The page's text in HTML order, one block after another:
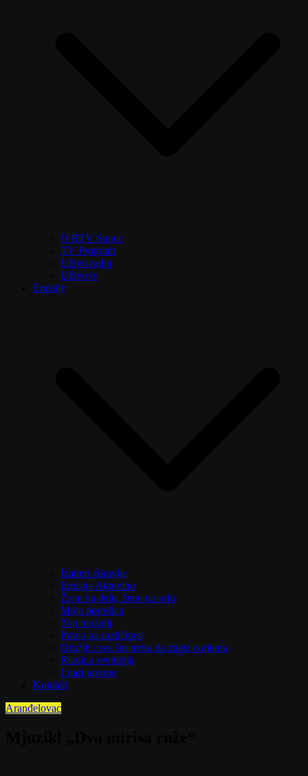
O RTV Sunce
TV Program
Uživo radio
Uživo tv
Emisije
Izaberi zdravlje
Emisija Aktuelno
Žene na delu, žene na selu
Moja porodica
Top mozaik
Pravo na različitost
Oružje i sve što treba da znate o njemu
Riznica svetitelja
Ljudi govore
Kontakt
Aranđelovac